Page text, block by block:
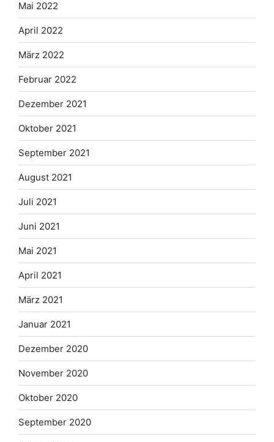
Mai 2022
April 2022
März 2022
Februar 2022
Dezember 2021
Oktober 2021
September 2021
August 2021
Juli 2021
Juni 2021
Mai 2021
April 2021
März 2021
Januar 2021
Dezember 2020
November 2020
Oktober 2020
September 2020